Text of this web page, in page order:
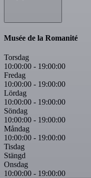
Musée de la Romanité
Torsdag
10:00:00 - 19:00:00
Fredag
10:00:00 - 19:00:00
Lördag
10:00:00 - 19:00:00
Söndag
10:00:00 - 19:00:00
Måndag
10:00:00 - 19:00:00
Tisdag
Stängd
Onsdag
10:00:00 - 19:00:00